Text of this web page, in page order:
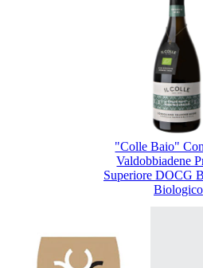
"Colle Baio"
Valdobbiadene
Superiore DOCG
Biologico